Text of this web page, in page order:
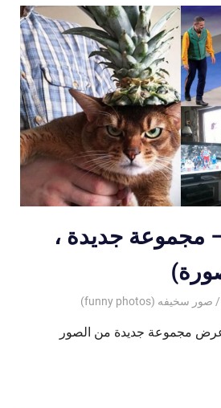
جديدة ،
صور سخيفه (funny photos)
مجموعة جديدة من الصور